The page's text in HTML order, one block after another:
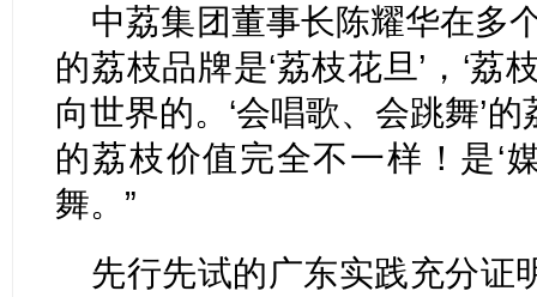
中荔集团董事长陈耀华在多
的荔枝品牌是‘荔枝花旦’，‘荔
向世界的。‘会唱歌、会跳舞’
的荔枝价值完全不一样！是‘
舞。”
先行先试的广东实践充分证